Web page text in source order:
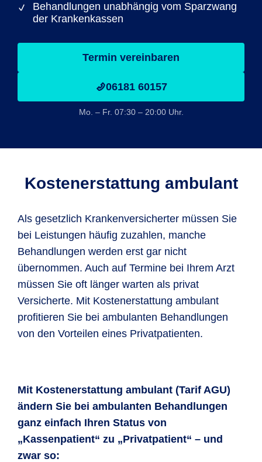
Behandlungen unabhängig vom Sparzwang
der Krankenkassen
Termin vereinbaren
06181 60157
Mo. – Fr. 07:30 – 20:00 Uhr.
Kostenerstattung ambulant
Als gesetzlich Krankenversicherter müssen Sie
bei Leistungen häufig zuzahlen, manche
Behandlungen werden erst gar nicht
übernommen. Auch auf Termine bei Ihrem Arzt
müssen Sie oft länger warten als privat
Versicherte. Mit Kostenerstattung ambulant
profitieren Sie bei ambulanten Behandlungen
von den Vorteilen eines Privatpatienten.
Mit Kostenerstattung ambulant (Tarif AGU)
ändern Sie bei ambulanten Behandlungen
ganz einfach Ihren Status von
„Kassenpatient“ zu „Privatpatient“ – und
zwar so: